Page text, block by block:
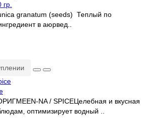
гр.
granatum (seeds) Теплый по
в аюрвед..
NA / SPICEЦелебная и вкусная
оптимизирует водный ..